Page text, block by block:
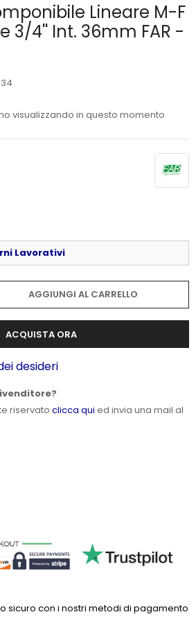
Lineare M-F
3/4'' Int. 36mm FAR -
visualizzando in questo momento
Lavorativi
AGGIUNGI AL CARRELLO
ACQUISTA ORA
desideri
riservato clicca qui ed invia una mail al
sicuro con i nostri metodi di pagamento